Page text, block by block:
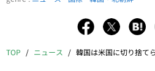
TOP ニュース 韓国は米国に切り捨てられる 在韓